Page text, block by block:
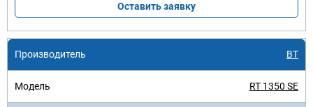
Оставить заявку
BT
RT 1350 SE